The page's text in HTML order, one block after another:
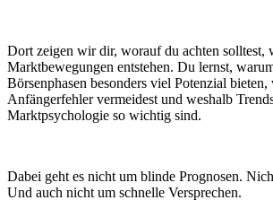
Dort zeigen wir dir, worauf du achten solltest,
Marktbewegungen entstehen. Du lernst,
Börsenphasen besonders viel Potenzial
Anfängerfehler vermeidest und weshalb
Marktpsychologie so wichtig sind.
Dabei geht es nicht um blinde Prognosen.
Und auch nicht um schnelle Versprechen.